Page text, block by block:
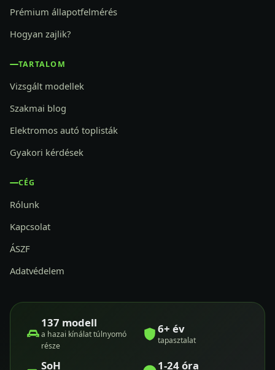
Prémium állapotfelmérés
Hogyan zajlik?
TARTALOM
Vizsgált modellek
Szakmai blog
Elektromos autó toplisták
Gyakori kérdések
CÉG
Rólunk
Kapcsolat
ÁSZF
Adatvédelem
137 modell
a hazai kínálat túlnyomó
része
6+ év
tapasztalat
SoH 1-24 óra